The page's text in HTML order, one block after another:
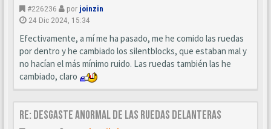
#226236 por joinzin
24 Dic 2024, 15:34
Efectivamente, a mí me ha pasado, me he comido las ruedas
por dentro y he cambiado los silentblocks, que estaban mal y
no hacían el más mínimo ruido. Las ruedas también las he
cambiado, claro
Re: Desgaste anormal de las ruedas delanteras